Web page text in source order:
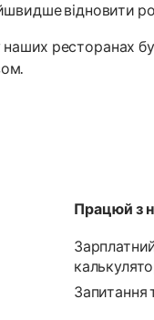
відновити
ресторанах
Працюй з
Запитання